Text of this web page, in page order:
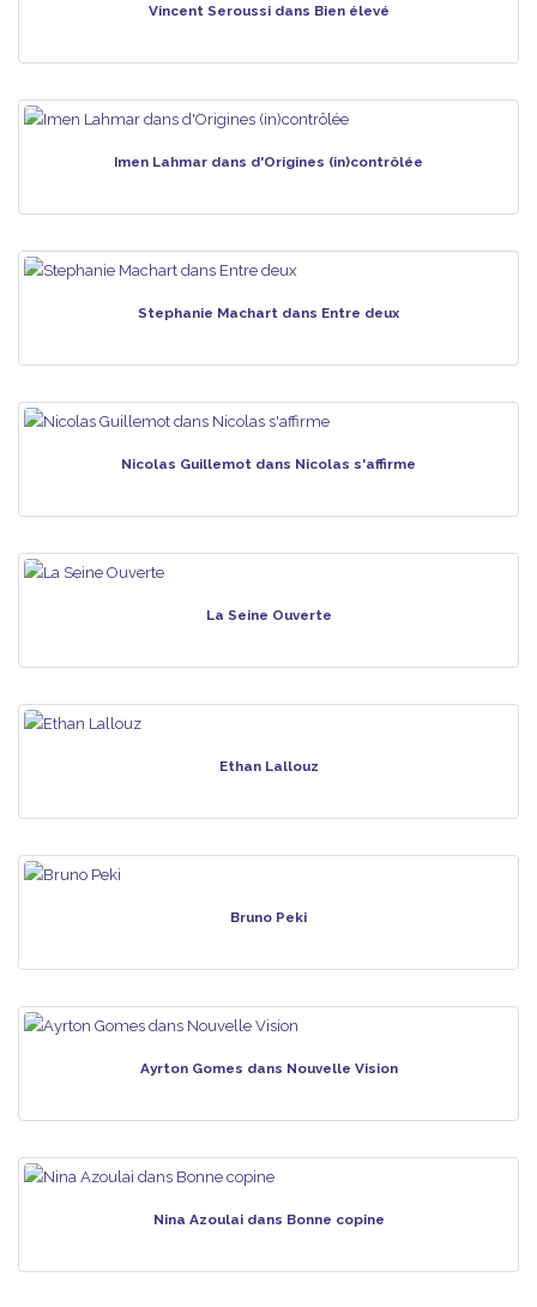
Vincent Seroussi dans Bien élevé
Imen Lahmar dans d'Origines (in)contrôlée
Stephanie Machart dans Entre deux
Nicolas Guillemot dans Nicolas s'affirme
La Seine Ouverte
Ethan Lallouz
Bruno Peki
Ayrton Gomes dans Nouvelle Vision
Nina Azoulai dans Bonne copine